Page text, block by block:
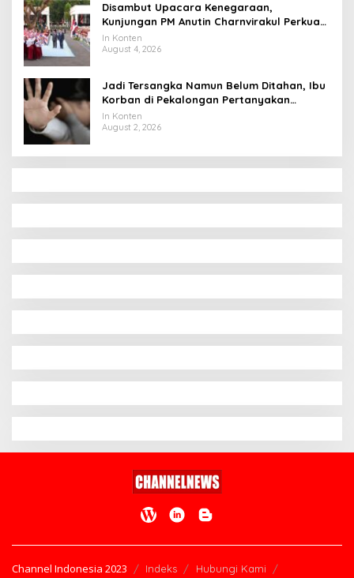
Disambut Upacara Kenegaraan,
Kunjungan PM Anutin Charnvirakul Perkuat
Hubungan Indonesia-Thailand
In Konten
August 4, 2026
Jadi Tersangka Namun Belum Ditahan, Ibu
Korban di Pekalongan Pertanyakan
Keseriusan Polisi Tangani Kasus Rudapksa
Sampai Anaknya Hamil
In Konten
August 2, 2026
Channel Indonesia 2023 Indeks
Hubungi Kami